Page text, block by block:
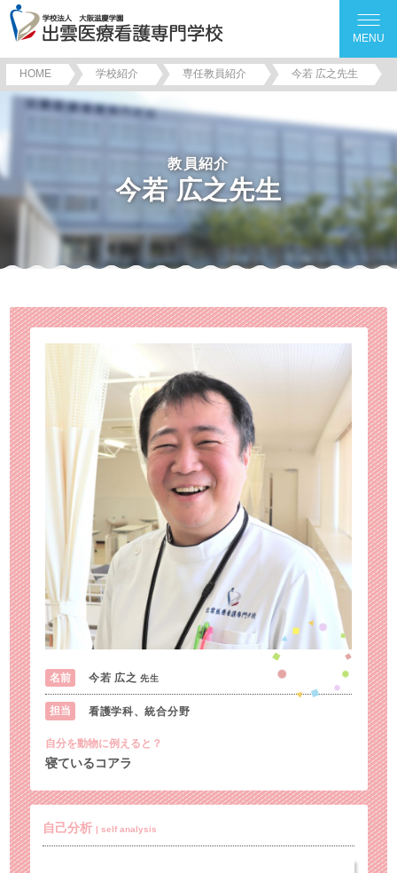
MENU
HOME 学校紹介 専任教員紹介 今若 広之先生
教員紹介
今若 広之先生
名前 今若 広之 先生
担当 看護学科、統合分野
自分を動物に例えると？
寝ているコアラ
自己分析 | self analysis